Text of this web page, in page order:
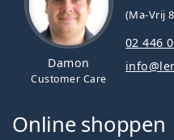
Damon
Customer Care
(Ma-Vrij
02 446
Online shoppen